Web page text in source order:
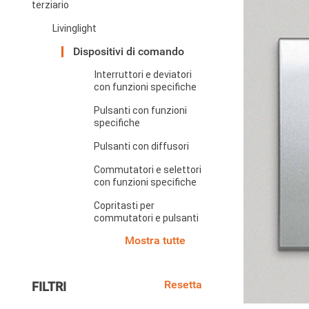
terziario
Livinglight
Dispositivi di comando
Interruttori e deviatori
con funzioni specifiche
Pulsanti con funzioni
specifiche
Pulsanti con diffusori
Commutatori e selettori
con funzioni specifiche
Copritasti per
commutatori e pulsanti
Mostra tutte
FILTRI Resetta